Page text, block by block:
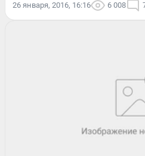
26 января, 2016, 16:16 6 008